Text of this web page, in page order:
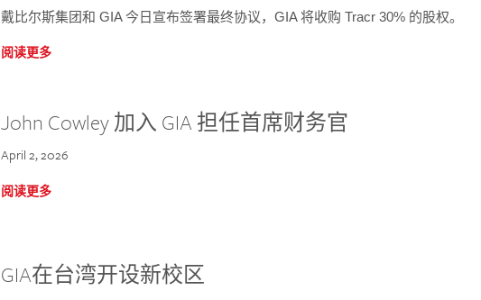
戴比尔斯集团和 GIA 今日宣布签署最终协议，GIA 将收购 Tracr 30% 的股权。
阅读更多
John Cowley 加入 GIA 担任首席财务官
April 2, 2026
阅读更多
GIA在台湾开设新校区